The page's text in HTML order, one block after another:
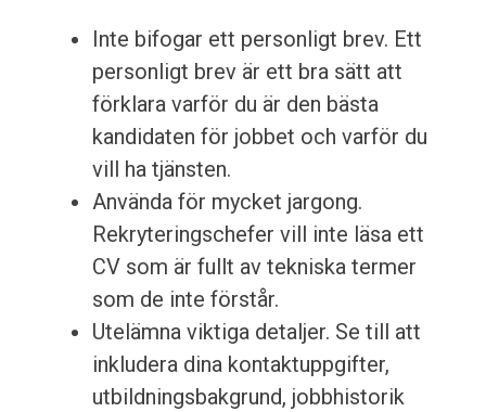
Inte bifogar ett personligt brev. Ett
personligt brev är ett bra sätt att
förklara varför du är den bästa
kandidaten för jobbet och varför du
vill ha tjänsten.
Använda för mycket jargong.
Rekryteringschefer vill inte läsa ett
CV som är fullt av tekniska termer
som de inte förstår.
Utelämna viktiga detaljer. Se till att
inkludera dina kontaktuppgifter,
utbildningsbakgrund, jobbhistorik